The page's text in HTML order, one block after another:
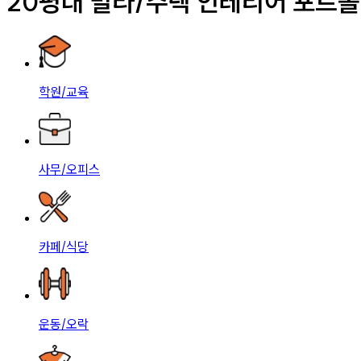
학원/교육
사무/오피스
카페/식당
운동/오락